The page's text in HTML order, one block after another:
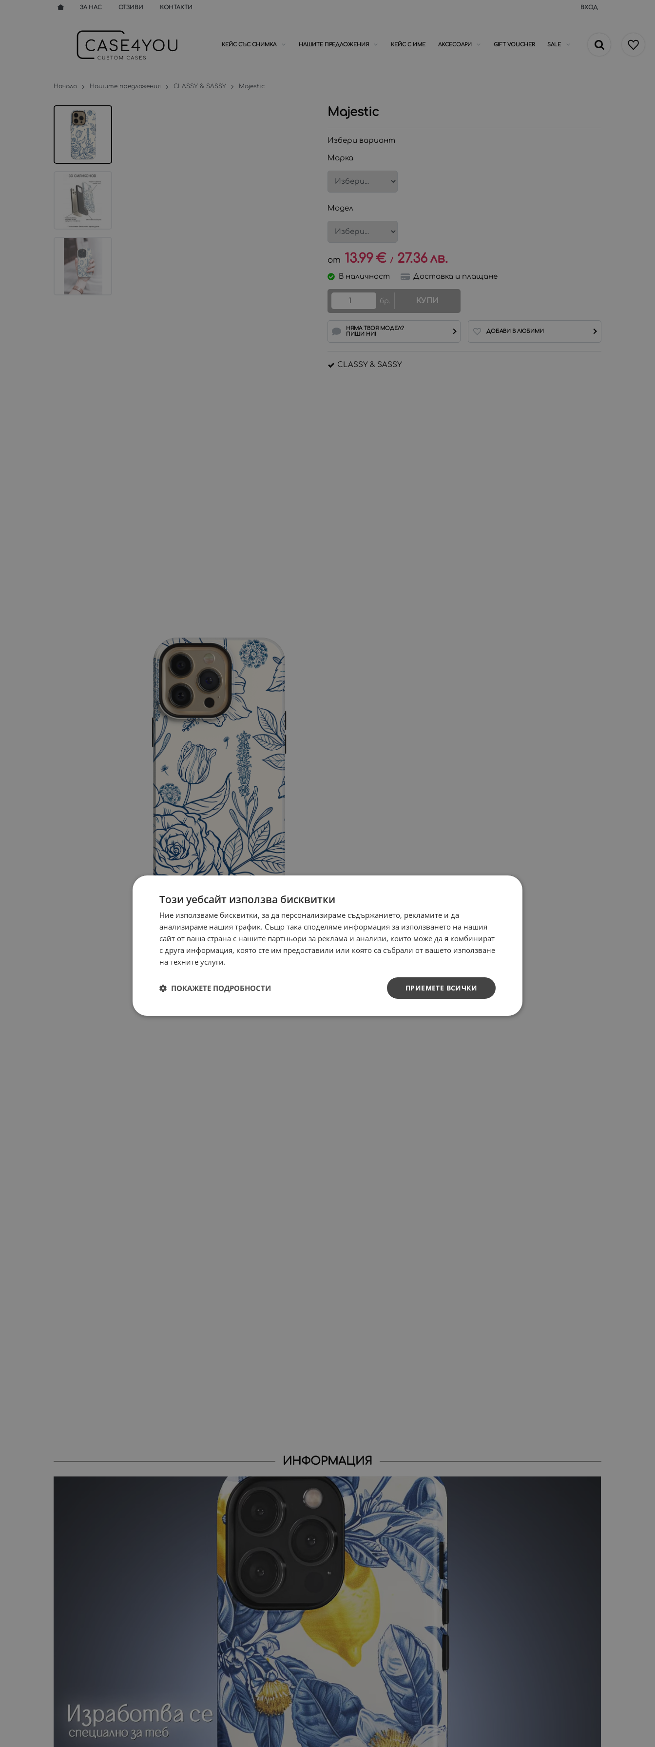
ЗА НАС ОТЗИВИ КОНТАКТИ ВХОД
КЕЙС СЪС СНИМКА НАШИТЕ ПРЕДЛОЖЕНИЯ КЕЙС С ИМЕ АКСЕСОАРИ GIFT VOUCHER SALE
Начало Нашите предложения CLASSY & SASSY Majestic
Majestic
Избери вариант
Марка
Модел
13.99€ / 27.36 лв.
В наличност Доставка и плащане
бр. КУПИ
НЯМА ТВОЯ МОДЕЛ?
ПИШИ НИ!
ДОБАВИ В ЛЮБИМИ
CLASSY & SASSY
ИНФОРМАЦИЯ
Този уебсайт използва бисквитки
Ние използваме бисквитки, за да персонализираме съдържанието, рекламите и да
анализираме нашия трафик. Също така споделяме информация за използването на нашия
сайт от ваша страна с нашите партньори за реклама и анализи, които може да я комбинират
с друга информация, която сте им предоставили или която са събрали от вашето използване
на техните услуги.
ПРИЕМЕТЕ ВСИЧКИ
ПОКАЖЕТЕ ПОДРОБНОСТИ